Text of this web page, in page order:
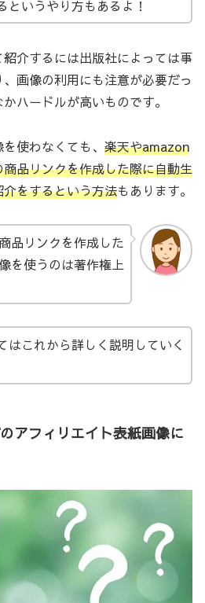
というやり方もあるよ！
介するには出版社によっては事
画像の利用にも注意が必要だっ
ハードルが高いものです。
使わなくても、 楽天やamazon
品リンクを作成した際に自動生
をするという方法もあります。
品リンクを作成した
を使うのは著作権上
はこれから詳しく説明していく
アフィリエイト表紙画像に